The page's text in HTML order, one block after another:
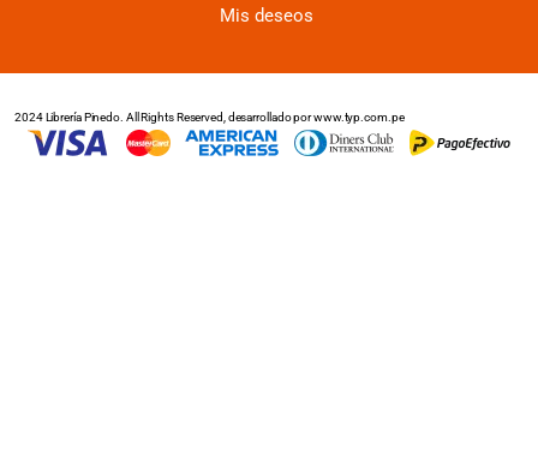
Mis deseos
2024 Librería Pinedo. All Rights Reserved, desarrollado por www.typ.com.pe